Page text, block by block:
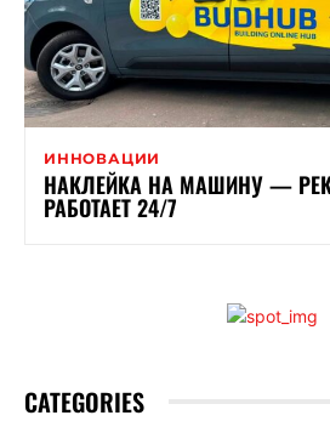
ИННОВАЦИИ
НАКЛЕЙКА НА МАШИНУ —
РАБОТАЕТ 24/7
CATEGORIES